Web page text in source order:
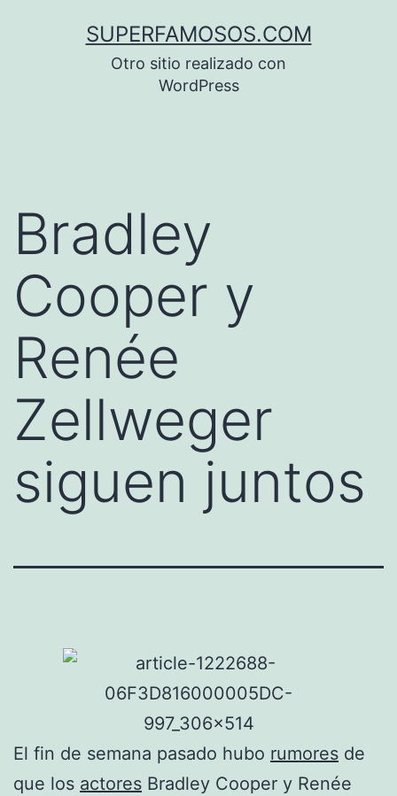
SUPERFAMOSOS.COM
Otro sitio realizado con
WordPress
Bradley
Cooper y
Renée
Zellweger
siguen juntos
El fin de semana pasado hubo rumores de
que los actores Bradley Cooper y Renée